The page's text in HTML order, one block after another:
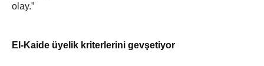
olay.”
El-Kaide üyelik kriterlerini gevşetiyor